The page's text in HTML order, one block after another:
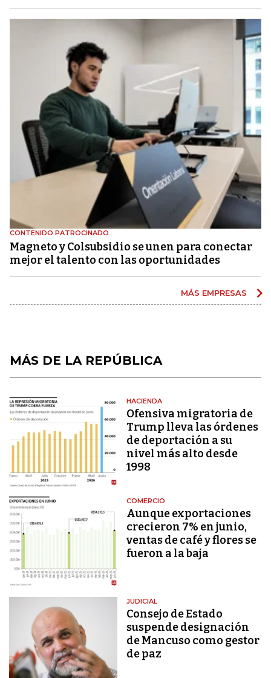
CONTENIDO PATROCINADO
Magneto y Colsubsidio se unen para conectar
mejor el talento con las oportunidades
MÁS EMPRESAS
MÁS DE LA REPÚBLICA
HACIENDA
Ofensiva migratoria de
Trump lleva las órdenes
de deportación a su
nivel más alto desde
1998
COMERCIO
Aunque exportaciones
crecieron 7% en junio,
ventas de café y flores se
fueron a la baja
JUDICIAL
Consejo de Estado
suspende designación
de Mancuso como gestor
de paz